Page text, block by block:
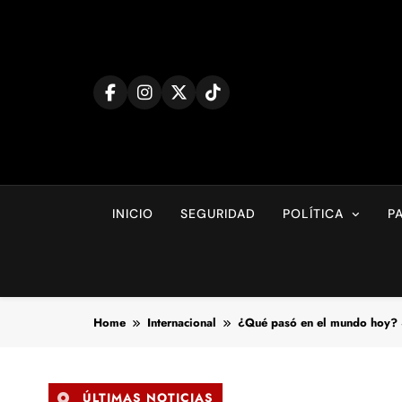
INICIO SEGURIDAD POLÍTICA
Home Internacional ¿Qué pasó en el mundo
ÚLTIMAS NOTICIAS